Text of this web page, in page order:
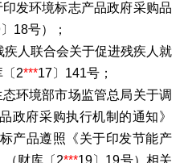
发环境标志产品政府采购品
18号）；
疾人联合会关于促进残疾人就
〔2***17〕141号；
环境部市场监管总局关于调
政府采购执行机制的通知》
产品遵照《关于印发节能产
（财库〔2***19〕19号）相关